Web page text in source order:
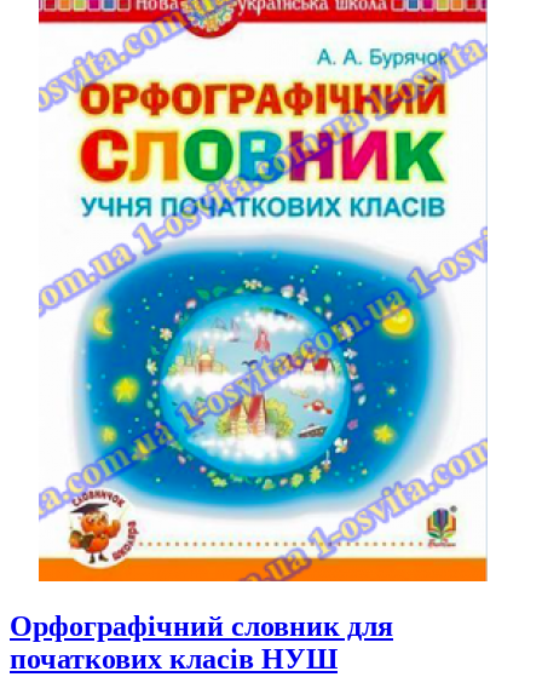
Орфографічний словник для
початкових класів НУШ